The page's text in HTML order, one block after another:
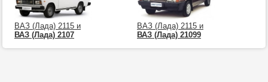
ВАЗ (Лада) 2115 и
ВАЗ (Лада) 2107
ВАЗ (Лада) 2115 и
ВАЗ (Лада) 21099